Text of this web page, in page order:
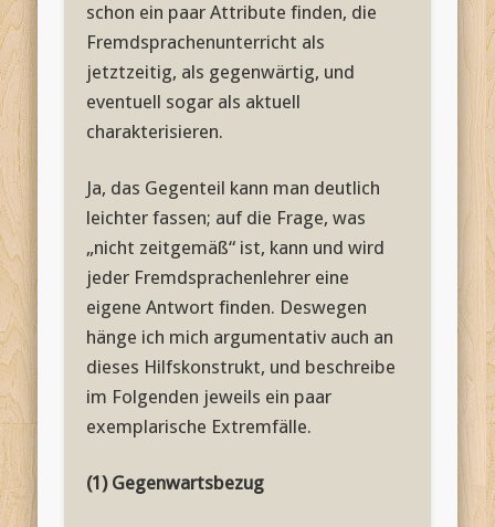
schon ein paar Attribute finden, die
Fremdsprachenunterricht als
jetztzeitig, als gegenwärtig, und
eventuell sogar als aktuell
charakterisieren.
Ja, das Gegenteil kann man deutlich
leichter fassen; auf die Frage, was
„nicht zeitgemäß“ ist, kann und wird
jeder Fremdsprachenlehrer eine
eigene Antwort finden. Deswegen
hänge ich mich argumentativ auch an
dieses Hilfskonstrukt, und beschreibe
im Folgenden jeweils ein paar
exemplarische Extremfälle.
(1) Gegenwartsbezug